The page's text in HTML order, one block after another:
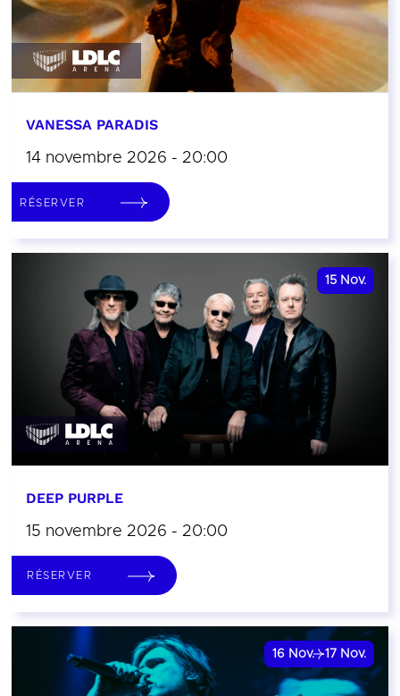
VANESSA PARADIS
14 novembre 2026 - 20:00
RÉSERVER
15 Nov.
DEEP PURPLE
15 novembre 2026 - 20:00
RÉSERVER
16 Nov. 17 Nov.